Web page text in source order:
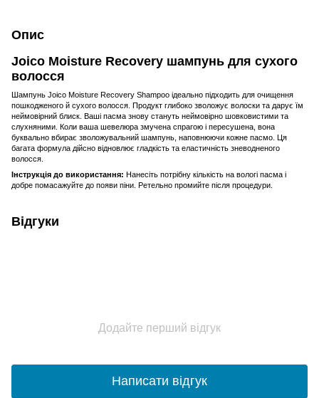
Опис
Joico Moisture Recovery шампунь для сухого
волосся
Шампунь Joico Moisture Recovery Shampoo ідеально підходить для очищення
пошкодженого й сухого волосся. Продукт глибоко зволожує волоски та дарує їм
неймовірний блиск. Ваші пасма знову стануть неймовірно шовковистими та
слухняними. Коли ваша шевелюра змучена спрагою і пересушена, вона
буквально вбирає зволожувальний шампунь, наповнюючи кожне пасмо. Ця
багата формула дійсно відновлює гладкість та еластичність зневодненого
волосся.
Інструкція до використання: Нанесіть потрібну кількість на вологі пасма і
добре помасажуйте до появи піни. Ретельно промийте після процедури.
Відгуки
Додайте перший відгук
Написати відгук